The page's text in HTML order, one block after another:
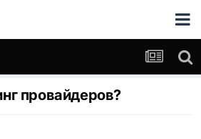
провайдеров?